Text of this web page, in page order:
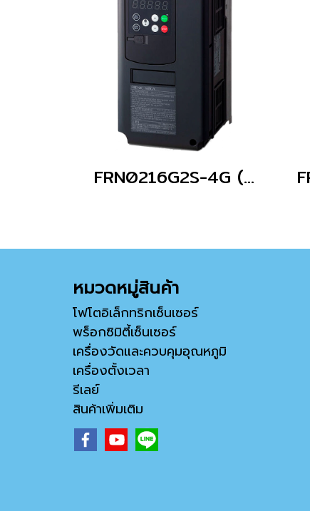
FRN0216G2S-4G (Without Keypad)
หมวดหมู่สินค้า
โฟโตอิเล็กทริกเซ็นเซอร์
พร็อกซิมิตี้เซ็นเซอร์
เครื่องวัดและควบคุมอุณหภูมิ
เครื่องตั้งเวลา
รีเลย์
สินค้าเพิ่มเติม